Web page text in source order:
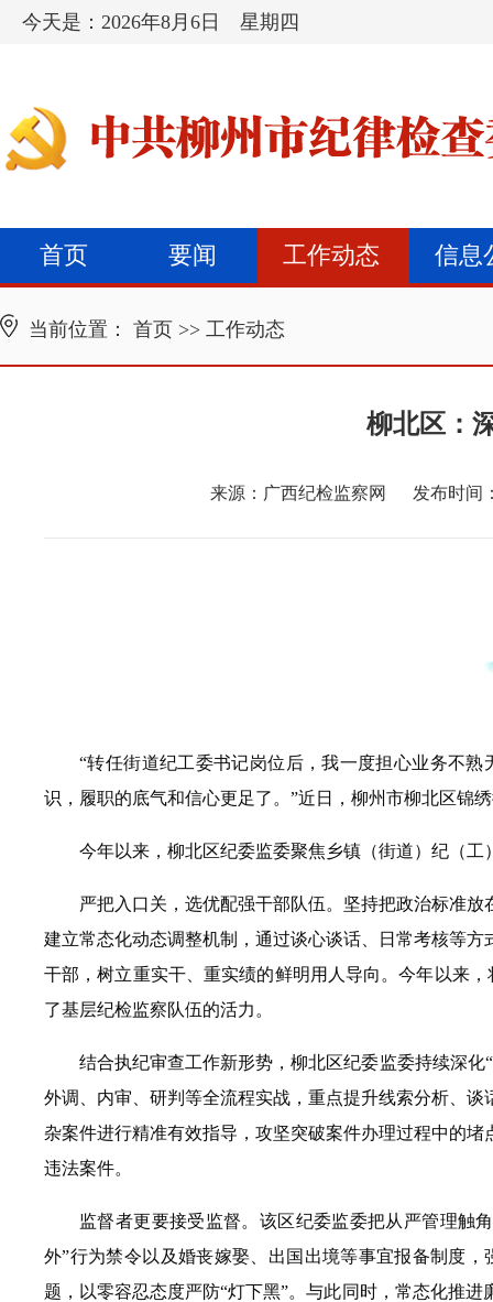
今天是： 2026年8月6日 星期四
首页 要闻 工作动态 信息
当前位置： 首页 >> 工作动态
柳北区：
来源： 广西纪检监察网 发布时间
“转任街道纪工委书记岗位后，我一度担心业务不
识，履职的底气和信心更足了。”近日，柳州市柳北区锦
今年以来，柳北区纪委监委聚焦乡镇（街道）纪（
严把入口关，选优配强干部队伍。坚持把政治标准
建立常态化动态调整机制，通过谈心谈话、日常考核等
干部，树立重实干、重实绩的鲜明用人导向。今年以来
了基层纪检监察队伍的活力。
结合执纪审查工作新形势，柳北区纪委监委持续深
外调、内审、研判等全流程实战，重点提升线索分析、
杂案件进行精准有效指导，攻坚突破案件办理过程中的
违法案件。
监督者更要接受监督。该区纪委监委把从严管理触
外”行为禁令以及婚丧嫁娶、出国出境等事宜报备制度
题，以零容忍态度严防“灯下黑”。与此同时，常态化推